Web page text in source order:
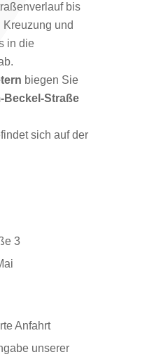
bis
und
in die
biegen Sie
Beckel-Straße
sich auf der
3
Anfahrt
unserer